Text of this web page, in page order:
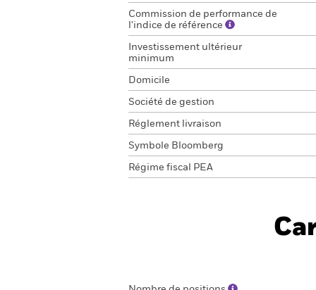
Commission de performance de
l'indice de référence
Investissement ultérieur
minimum
Domicile
Société de gestion
Réglement livraison
Symbole Bloomberg
Régime fiscal PEA